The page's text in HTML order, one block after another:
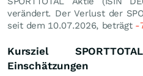
verändert. Der Verlust der
seit dem 10.07.2026, beträgt -
Kursziel
Einschätzungen